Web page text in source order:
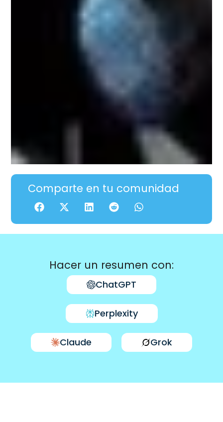
Comparte en tu comunidad
Hacer un resumen con:
ChatGPT
Perplexity
Claude Grok